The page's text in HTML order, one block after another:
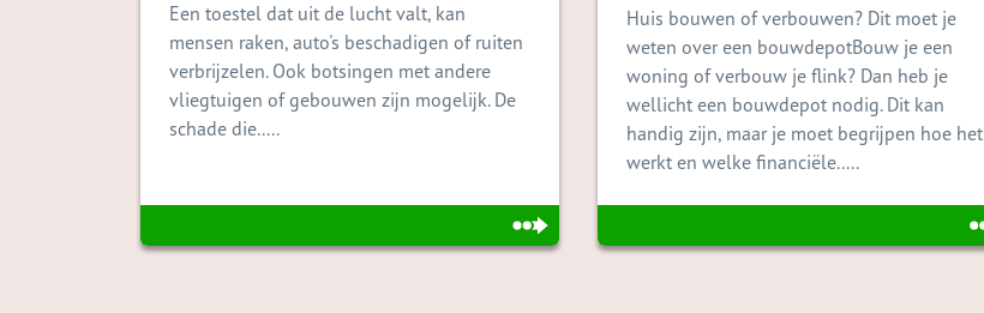
Een toestel dat uit de lucht valt, kan
mensen raken, auto's beschadigen of ruiten
verbrijzelen. Ook botsingen met andere
vliegtuigen of gebouwen zijn mogelijk. De
schade die.....
Huis bouwen of verbouwen? Dit moet je
weten over een bouwdepotBouw je een
woning of verbouw je flink? Dan heb je
wellicht een bouwdepot nodig. Dit kan
handig zijn, maar je moet begrijpen hoe het
werkt en welke financiële.....